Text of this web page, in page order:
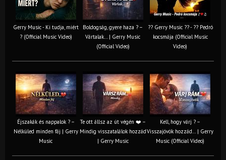
Gerry Music - Ki tudja, miért
? (Official Music Video)
Boldogság, gyere haza ? –
Vártalak… | Gerry Music
(Official Video)
?? Gerry Music ?? - ?? Pedró
kocsmája (Official Music
Video)
Éjszakák és nappalok ? –
Nélküled minden fáj | Gerry
Music
Te ott állsz az út végén ❤️ –
Mindig visszatalálok hozzád
| Gerry Music
Kell, hogy várj ? –
Visszajövök hozzád… | Gerry
Music (Official Video)